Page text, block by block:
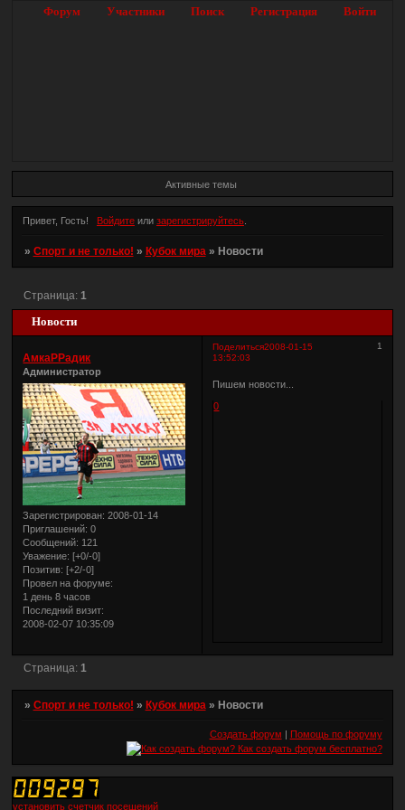
Форум Участники Поиск Регистрация Войти
Активные темы
Привет, Гость! Войдитеили зарегистрируйтесь.
» Спорт и не только! » Кубок мира » Новости
Новости
Страница: 1
Поделиться 1
2008-01-15
13:52:03
АмкаРРадик
Администратор
Зарегистрирован: 2008-01-14
Приглашений: 0
Сообщений: 121
Уважение: [+0/-0]
Позитив: [+2/-0]
Провел на форуме:
1 день 8 часов
Последний визит:
2008-02-07 10:35:09
Пишем новости...
0
Страница: 1
» Спорт и не только! » Кубок мира » Новости
Создать форум | Помощь по форуму
установить счетчик посещений